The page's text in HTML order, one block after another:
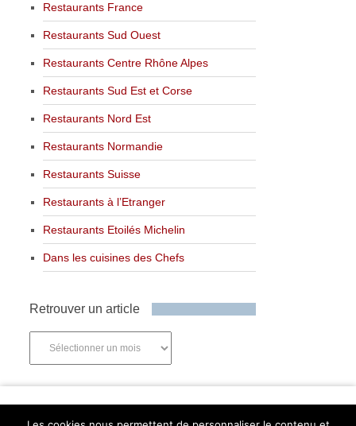
Restaurants France
Restaurants Sud Ouest
Restaurants Centre Rhône Alpes
Restaurants Sud Est et Corse
Restaurants Nord Est
Restaurants Normandie
Restaurants Suisse
Restaurants à l’Etranger
Restaurants Etoilés Michelin
Dans les cuisines des Chefs
Retrouver un article